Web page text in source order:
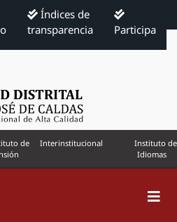
Índices de
transparencia
Participa
de
Interinstitucional
Instituto de
Idiomas